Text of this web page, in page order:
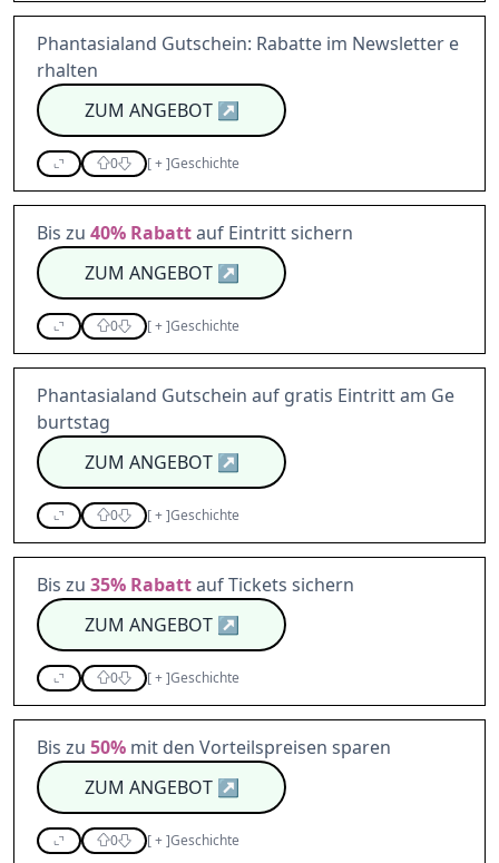
Phantasialand Gutschein: Rabatte im Newsletter e
rhalten
ZUM ANGEBOT↗
0 [+]Geschichte
Bis zu 40% Rabattauf Eintritt sichern
ZUM ANGEBOT↗
0 [+]Geschichte
Phantasialand Gutschein auf gratis Eintritt am Ge
burtstag
ZUM ANGEBOT↗
0 [+]Geschichte
Bis zu 35% Rabattauf Tickets sichern
ZUM ANGEBOT↗
0 [+]Geschichte
Bis zu 50% mit den Vorteilspreisen sparen
ZUM ANGEBOT↗
0 [+]Geschichte